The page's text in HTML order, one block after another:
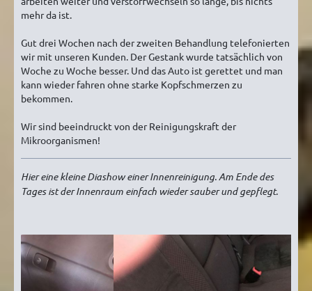
mehr da ist.
Gut drei Wochen nach der zweiten Behandlung telefonierten
wir mit unseren Kunden. Der Gestank wurde tatsächlich von
Woche zu Woche besser. Und das Auto ist gerettet und man
kann wieder fahren ohne starke Kopfschmerzen zu
bekommen.
Wir sind beeindruckt von der Reinigungskraft der
Mikroorganismen!
Hier eine kleine Diashow einer Innenreinigung. Am Ende des
Tages ist der Innenraum einfach wieder sauber und gepflegt.